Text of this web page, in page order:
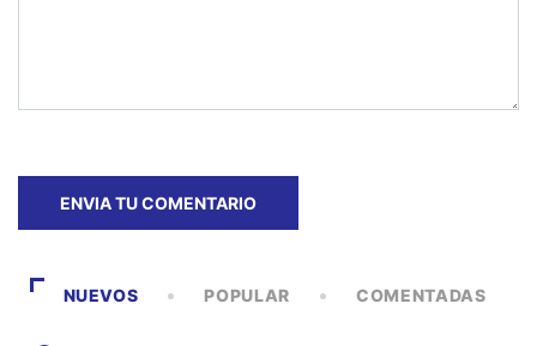
NUEVOS POPULAR COMENTADAS